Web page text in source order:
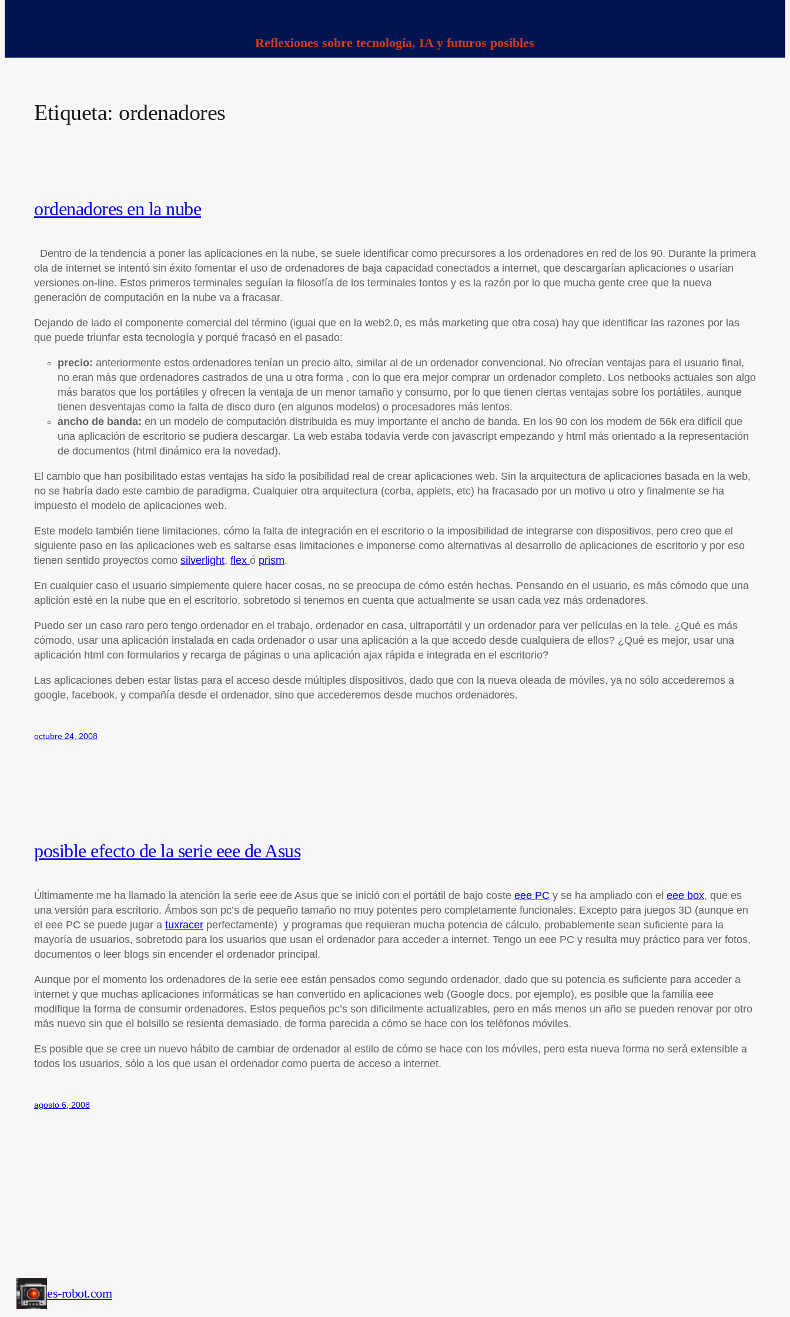
Reflexiones sobre tecnología, IA y futuros posibles
Etiqueta: ordenadores
ordenadores en la nube
Dentro de la tendencia a poner las aplicaciones en la nube, se suele identificar como precursores a los ordenadores en red de los 90. Durante la primera
ola de internet se intentó sin éxito fomentar el uso de ordenadores de baja capacidad conectados a internet, que descargarían aplicaciones o usarían
versiones on-line. Estos primeros terminales seguían la filosofía de los terminales tontos y es la razón por lo que mucha gente cree que la nueva
generación de computación en la nube va a fracasar.
Dejando de lado el componente comercial del término (igual que en la web2.0, es más marketing que otra cosa) hay que identificar las razones por las
que puede triunfar esta tecnología y porqué fracasó en el pasado:
precio: anteriormente estos ordenadores tenían un precio alto, similar al de un ordenador convencional. No ofrecían ventajas para el usuario final,
no eran más que ordenadores castrados de una u otra forma , con lo que era mejor comprar un ordenador completo. Los netbooks actuales son algo
más baratos que los portátiles y ofrecen la ventaja de un menor tamaño y consumo, por lo que tienen ciertas ventajas sobre los portátiles, aunque
tienen desventajas como la falta de disco duro (en algunos modelos) o procesadores más lentos.
ancho de banda: en un modelo de computación distribuida es muy importante el ancho de banda. En los 90 con los modem de 56k era difícil que
una aplicación de escritorio se pudiera descargar. La web estaba todavía verde con javascript empezando y html más orientado a la representación
de documentos (html dinámico era la novedad).
El cambio que han posibilitado estas ventajas ha sido la posibilidad real de crear aplicaciones web. Sin la arquitectura de aplicaciones basada en la web,
no se habría dado este cambio de paradigma. Cualquier otra arquitectura (corba, applets, etc) ha fracasado por un motivo u otro y finalmente se ha
impuesto el modelo de aplicaciones web.
Este modelo también tiene limitaciones, cómo la falta de integración en el escritorio o la imposibilidad de integrarse con dispositivos, pero creo que el
siguiente paso en las aplicaciones web es saltarse esas limitaciones e imponerse como alternativas al desarrollo de aplicaciones de escritorio y por eso
tienen sentido proyectos como silverlight, flex ó prism.
En cualquier caso el usuario simplemente quiere hacer cosas, no se preocupa de cómo estén hechas. Pensando en el usuario, es más cómodo que una
aplición esté en la nube que en el escritorio, sobretodo si tenemos en cuenta que actualmente se usan cada vez más ordenadores.
Puedo ser un caso raro pero tengo ordenador en el trabajo, ordenador en casa, ultraportátil y un ordenador para ver películas en la tele. ¿Qué es más
cómodo, usar una aplicación instalada en cada ordenador o usar una aplicación a la que accedo desde cualquiera de ellos? ¿Qué es mejor, usar una
aplicación html con formularios y recarga de páginas o una aplicación ajax rápida e integrada en el escritorio?
Las aplicaciones deben estar listas para el acceso desde múltiples dispositivos, dado que con la nueva oleada de móviles, ya no sólo accederemos a
google, facebook, y compañía desde el ordenador, sino que accederemos desde muchos ordenadores.
octubre 24, 2008
posible efecto de la serie eee de Asus
Últimamente me ha llamado la atención la serie eee de Asus que se inició con el portátil de bajo coste eee PC y se ha ampliado con el eee box, que es
una versión para escritorio. Ámbos son pc’s de pequeño tamaño no muy potentes pero completamente funcionales. Excepto para juegos 3D (aunque en
el eee PC se puede jugar a tuxracer perfectamente) y programas que requieran mucha potencia de cálculo, probablemente sean suficiente para la
mayoría de usuarios, sobretodo para los usuarios que usan el ordenador para acceder a internet. Tengo un eee PC y resulta muy práctico para ver fotos,
documentos o leer blogs sin encender el ordenador principal.
Aunque por el momento los ordenadores de la serie eee están pensados como segundo ordenador, dado que su potencia es suficiente para acceder a
internet y que muchas aplicaciones informáticas se han convertido en aplicaciones web (Google docs, por ejemplo), es posible que la familia eee
modifique la forma de consumir ordenadores. Estos pequeños pc’s son dificilmente actualizables, pero en más menos un año se pueden renovar por otro
más nuevo sin que el bolsillo se resienta demasiado, de forma parecida a cómo se hace con los teléfonos móviles.
Es posible que se cree un nuevo hábito de cambiar de ordenador al estilo de cómo se hace con los móviles, pero esta nueva forma no será extensible a
todos los usuarios, sólo a los que usan el ordenador como puerta de acceso a internet.
agosto 6, 2008
es-robot.com